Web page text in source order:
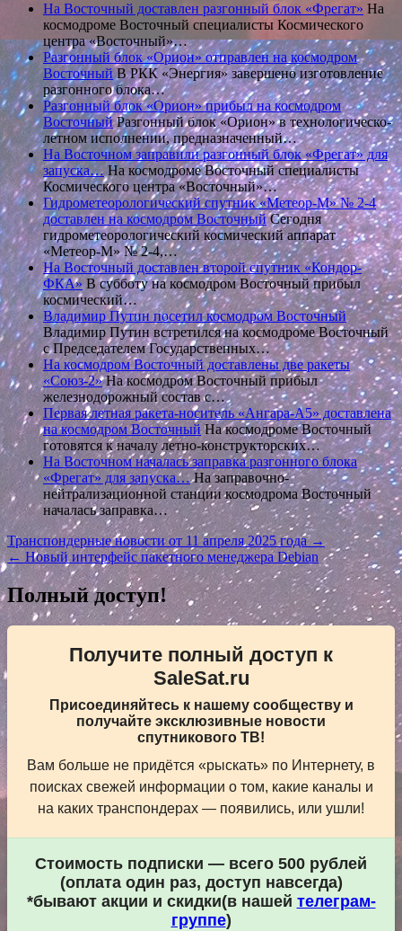
На Восточный доставлен разгонный блок «Фрегат» На
космодроме Восточный специалисты Космического
центра «Восточный»…
Разгонный блок «Орион» отправлен на космодром
ВосточныйВ РКК «Энергия» завершено изготовление
разгонного блока…
Разгонный блок «Орион» прибыл на космодром
ВосточныйРазгонный блок «Орион» в технологическо-
летном исполнении, предназначенный…
На Восточном заправили разгонный блок «Фрегат» для
запуска… На космодроме Восточный специалисты
Космического центра «Восточный»…
Гидрометеорологический спутник «Метеор-М» № 2-4
доставлен на космодром ВосточныйСегодня
гидрометеорологический космический аппарат
«Метеор-М» № 2-4,…
На Восточный доставлен второй спутник «Кондор-
ФКА» В субботу на космодром Восточный прибыл
космический…
Владимир Путин посетил космодром Восточный
Владимир Путин встретился на космодроме Восточный
с Председателем Государственных…
На космодром Восточный доставлены две ракеты
«Союз-2»На космодром Восточный прибыл
железнодорожный состав с…
Первая летная ракета-носитель «Ангара-А5» доставлена
на космодром ВосточныйНа космодроме Восточный
готовятся к началу летно-конструкторских…
На Восточном началась заправка разгонного блока
«Фрегат» для запуска…На заправочно-
нейтрализационной станции космодрома Восточный
началась заправка…
Навигация
по
записям
Транспондерные новости от 11 апреля 2025 года →
← Новый интерфейс пакетного менеджера Debian
Полный доступ!
Получите полный доступ к
SaleSat.ru
Присоединяйтесь к нашему сообществу и
получайте эксклюзивные новости
спутникового ТВ!
Вам больше не придётся «рыскать» по Интернету, в
поисках свежей информации о том, какие каналы и
на каких транспондерах — появились, или ушли!
Стоимость подписки — всего 500 рублей
(оплата один раз, доступ навсегда)
*бывают акции и скидки(в нашей телеграм-
группе)